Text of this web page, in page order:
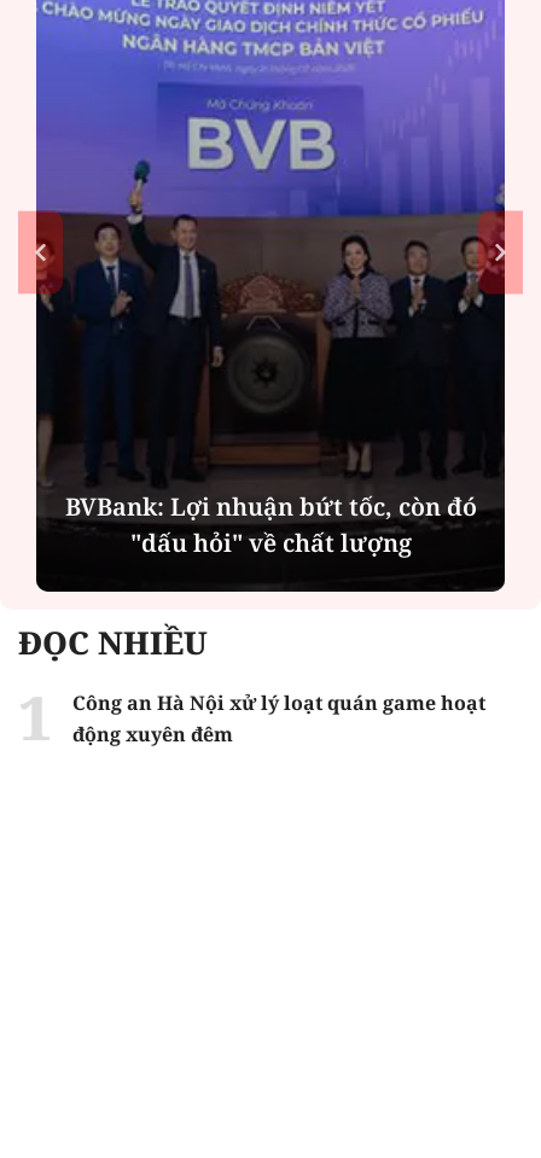
BVBank: Lợi nhuận bứt tốc, còn đó
"dấu hỏi" về chất lượng
ĐỌC NHIỀU
Công an Hà Nội xử lý loạt quán game hoạt
động xuyên đêm